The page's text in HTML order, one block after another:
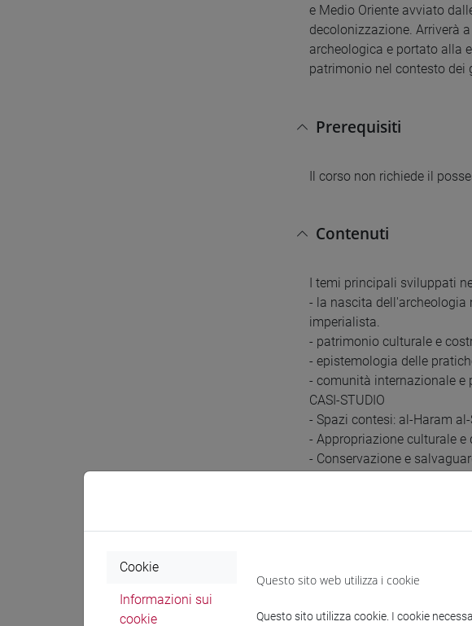
e Medio Oriente avviato
decolonizzazione. Arriverà
archeologica e portato alla
patrimonio nel contesto dei
Prerequisiti
Il corso non richiede il
Contenuti
I temi principali sviluppati
- la nascita dell'archeologia
imperialista.
- patrimonio culturale e
- epistemologia delle
- comunità internazionale e
CASI-STUDIO
- Spazi contesi: al-Haram
- Appropriazione culturale
- Conservazione e
Cookie
Informazioni sui
cookie
Questo sito web utilizza i cookie
Questo sito utilizza cookie. I cookie